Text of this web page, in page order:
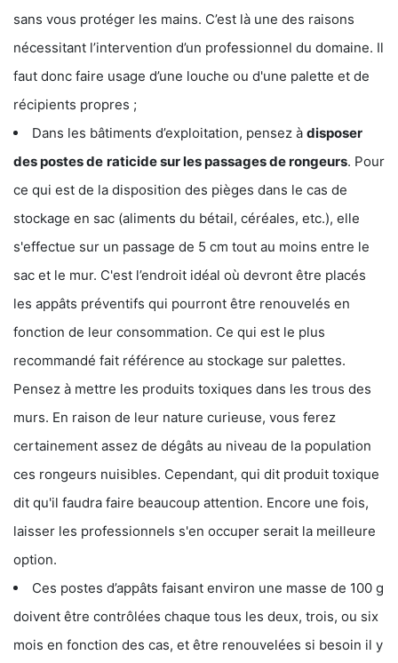
sans vous protéger les mains. C’est là une des raisons
nécessitant l’intervention d’un professionnel du domaine. Il
faut donc faire usage d’une louche ou d'une palette et de
récipients propres ;
Dans les bâtiments d’exploitation, pensez à disposer
des postes de raticide sur les passages de rongeurs. Pour
ce qui est de la disposition des pièges dans le cas de
stockage en sac (aliments du bétail, céréales, etc.), elle
s'effectue sur un passage de 5 cm tout au moins entre le
sac et le mur. C'est l’endroit idéal où devront être placés
les appâts préventifs qui pourront être renouvelés en
fonction de leur consommation. Ce qui est le plus
recommandé fait référence au stockage sur palettes.
Pensez à mettre les produits toxiques dans les trous des
murs. En raison de leur nature curieuse, vous ferez
certainement assez de dégâts au niveau de la population
ces rongeurs nuisibles. Cependant, qui dit produit toxique
dit qu'il faudra faire beaucoup attention. Encore une fois,
laisser les professionnels s'en occuper serait la meilleure
option.
Ces postes d’appâts faisant environ une masse de 100 g
doivent être contrôlées chaque tous les deux, trois, ou six
mois en fonction des cas, et être renouvelées si besoin il y